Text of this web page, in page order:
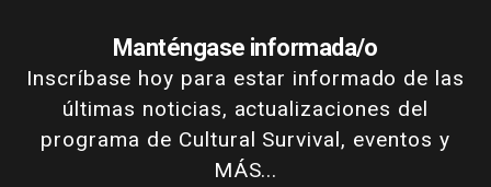
Manténgase informada/o
Inscríbase hoy para estar informado de las
últimas noticias, actualizaciones del
programa de Cultural Survival, eventos y
MÁS...